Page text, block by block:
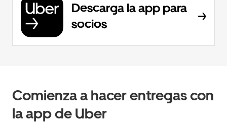
Descarga la app para
socios
Comienza a hacer entregas con
la app de Uber